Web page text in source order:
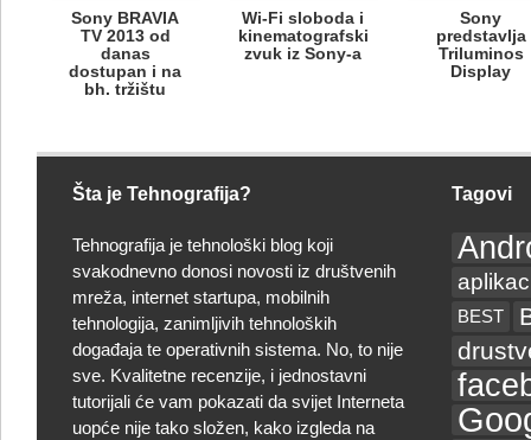
Sony BRAVIA
TV 2013 od
danas
dostupan i na
bh. tržištu
Wi-Fi sloboda i
kinematografski
zvuk iz Sony-a
Sony
predstavlja
Triluminos
Display
Šta je Tehnografija?
Tehnografija je tehnološki blog koji
svakodnevno donosi novosti iz društvenih
mreža, internet startupa, mobilnih
tehnologija, zanimljivih tehnoloških
događaja te operativnih sistema. No, to nije
sve. Kvalitetne recenzije, i jednostavni
tutorijali će vam pokazati da svijet Interneta
uopće nije tako složen, kako izgleda na
Tagovi
BEST